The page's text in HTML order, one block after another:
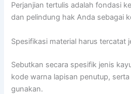
Perjanjian tertulis adalah fondasi
dan pelindung hak Anda sebagai
Spesifikasi material harus tercatat
Sebutkan secara spesifik jenis
kode warna lapisan penutup,
gunakan.